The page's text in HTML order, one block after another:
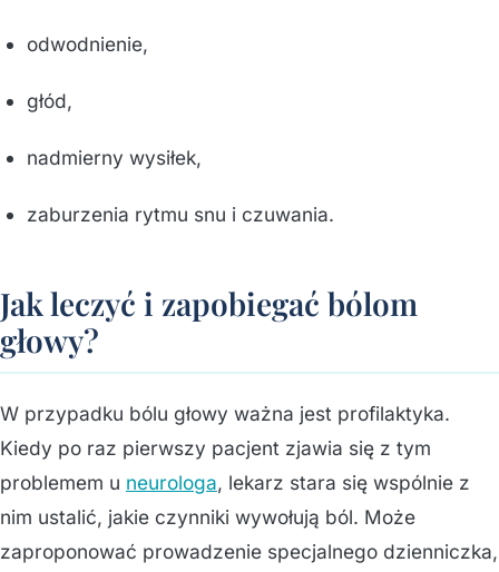
odwodnienie,
głód,
nadmierny wysiłek,
zaburzenia rytmu snu i czuwania.
Jak leczyć i zapobiegać bólom
głowy?
W przypadku bólu głowy ważna jest profilaktyka.
Kiedy po raz pierwszy pacjent zjawia się z tym
problemem u neurologa, lekarz stara się wspólnie z
nim ustalić, jakie czynniki wywołują ból. Może
zaproponować prowadzenie specjalnego dzienniczka,